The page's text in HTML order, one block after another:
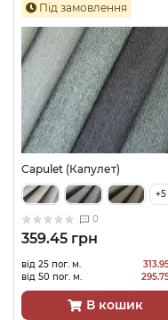
Під замовлення
Capulet (Капулет)
+5
0
359.45 грн
від 25 пог. м.
від 50 пог. м.
В кошик